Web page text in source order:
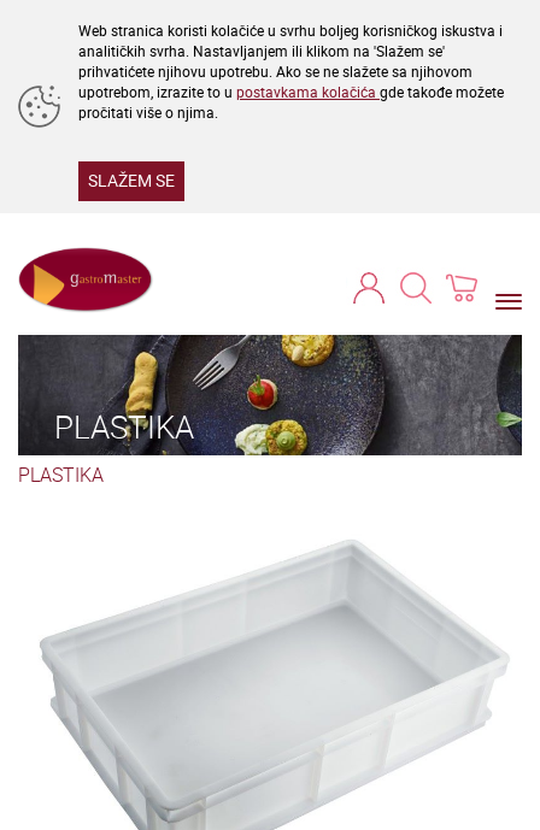
Web stranica koristi kolačiće u svrhu boljeg korisničkog iskustva i
analitičkih svrha. Nastavljanjem ili klikom na 'Slažem se'
prihvatićete njihovu upotrebu. Ako se ne slažete sa njihovom
upotrebom, izrazite to u postavkama kolačića gde takođe možete
pročitati više o njima.
SLAŽEM SE
PLASTIKA
PLASTIKA